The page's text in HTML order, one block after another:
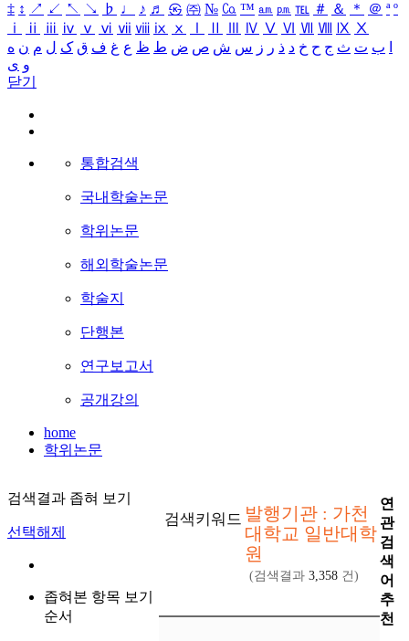
‡ ↕ ↗ ↙ ↖ ↘ ♭ ♩ ♪ ♬ ㉿ ㈜ № ㏇ ™ ㏂ ㏘ ℡ ＃ ＆ ＊ ＠ ª º
ⅰ
ⅱ ⅲ ⅳ ⅴ ⅵ ⅶ ⅷ ⅸ ⅹ Ⅳ Ⅴ Ⅵ Ⅶ Ⅷ Ⅸ Ⅹ
ب ت ث ج ح خ د ذ ر ز س ش ص ض ط ظ ع غ ف ق ک ل م ن ه
و ی
닫기
통합검색
국내학술논문
학위논문
해외학술논문
학술지
단행본
연구보고서
공개강의
home
학위논문
검색결과 좁혀 보기
선택해제
좁혀본 항목 보기
순서
검색키워드 발행기관 : 가천
대학교 일반대학
원
(검색결과 3,358 건)
연
관
검
색
어
추
천